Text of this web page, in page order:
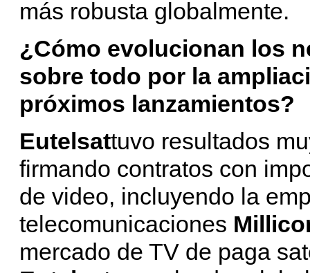
más robusta globalmente.
¿Cómo evolucionan los
sobre todo por la
próximos lanzamientos?
Eutelsattuvo resultados
firmando contratos con
de video, incluyendo la
telecomunicaciones
mercado de TV de paga